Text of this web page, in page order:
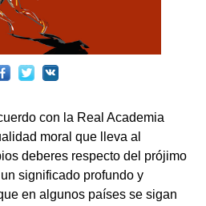
con la Real Academia
moral que lleva al
deberes respecto del prójimo
significado profundo y
en algunos países se sigan